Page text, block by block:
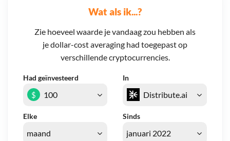
Wat als ik...?
Zie hoeveel waarde je vandaag zou hebben als
je dollar-cost averaging had toegepast op
verschillende cryptocurrencies.
Had geïnvesteerd In
Elke Sinds
$